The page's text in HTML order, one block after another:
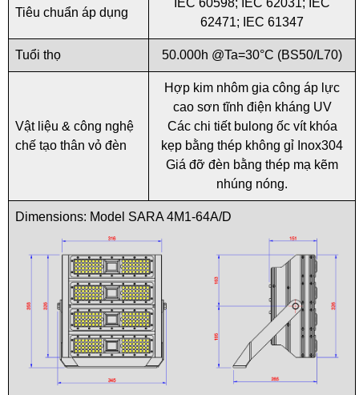
Tiêu chuẩn áp dụng
62471; IEC 61347
Tuổi thọ 50.000h @Ta=30°C (BS50/L70)
Vật liệu & công nghệ
chế tạo thân vỏ đèn
Hợp kim nhôm gia công áp lực
cao sơn tĩnh điện kháng UV
Các chi tiết bulong ốc vít khóa
kẹp bằng thép không gỉ Inox304
Giá đỡ đèn bằng thép mạ kẽm
nhúng nóng.
Dimensions: Model SARA 4M1-64A/D